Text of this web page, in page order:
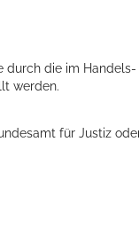
durch die im Handels-
werden.
für Justiz